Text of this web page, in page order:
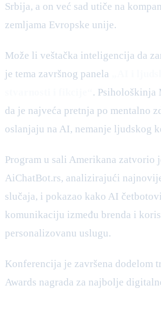
Srbija, a on već sad utiče na
zemljama Evropske unije.
Može li veštačka inteligencija da
je tema završnog panela
. Psihološkinja
da je najveća pretnja po mentalno
oslanjaju na AI, nemanje ljudskog
Program u sali Amerikana zatvorio
AiChatBot.rs, analizirajući
slučaja, i pokazao kako AI
komunikaciju između brenda i
personalizovanu uslugu.
Konferencija je završena dodelom
Awards nagrada za najbolje